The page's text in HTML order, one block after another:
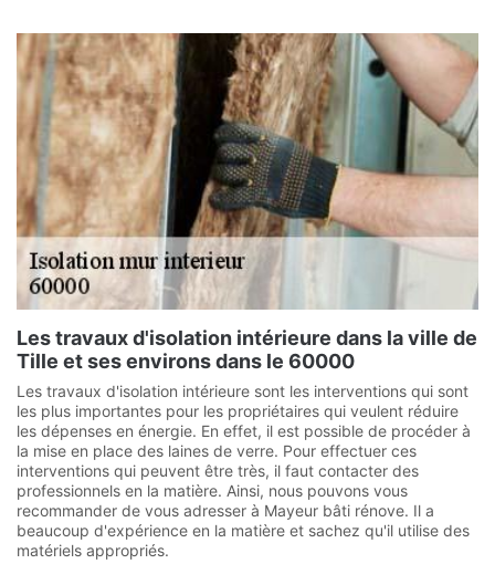
Les travaux d'isolation intérieure dans la ville de
Tille et ses environs dans le 60000
Les travaux d'isolation intérieure sont les interventions qui sont
les plus importantes pour les propriétaires qui veulent réduire
les dépenses en énergie. En effet, il est possible de procéder à
la mise en place des laines de verre. Pour effectuer ces
interventions qui peuvent être très, il faut contacter des
professionnels en la matière. Ainsi, nous pouvons vous
recommander de vous adresser à Mayeur bâti rénove. Il a
beaucoup d'expérience en la matière et sachez qu'il utilise des
matériels appropriés.